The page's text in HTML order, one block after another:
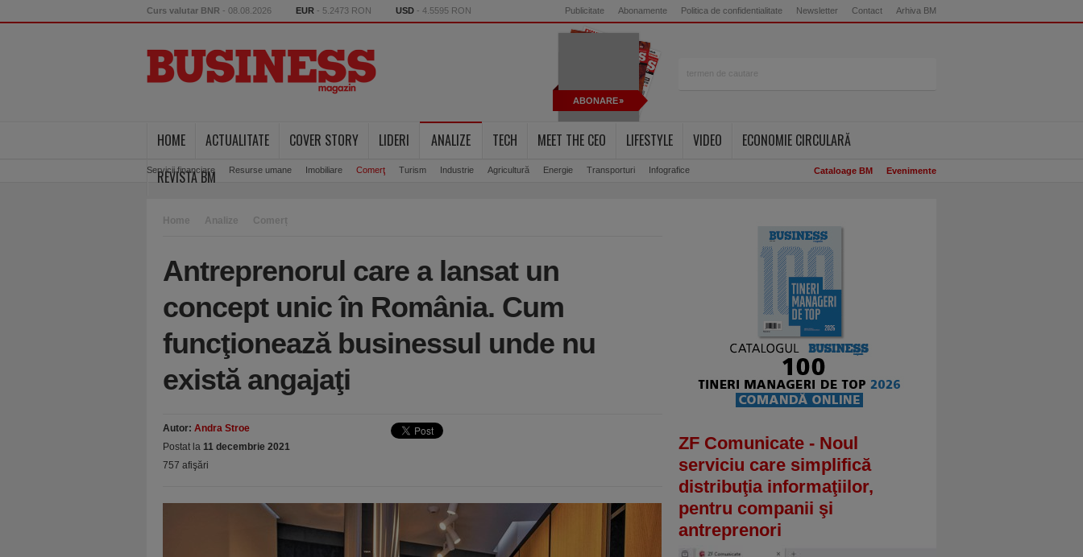
Curs valutar BNR - 08.08.2026 EUR - 5.2473 RON USD - 4.5595 RON Publicitate Abonamente Politica de confidentialitate Newsletter Contact Arhiva BM
ABONARE
HOME ACTUALITATE COVER STORY LIDERI ANALIZE
Servicii financiare Resurse umane Imobiliare Comerţ Turism Industrie Agricultură Energie Transporturi Infografice
TECH MEET THE CEO LIFESTYLE VIDEO
ECONOMIE CIRCULARĂ
REVISTA BM
Cataloage BM Evenimente
Home Analize Comerț
Antreprenorul care a lansat un
concept unic în România. Cum
funcţionează businessul unde nu
există angajaţi
Autor: Andra Stroe
Postat la 11 decembrie 2021
757 afişări
ZF Comunicate - Noul
serviciu care simplifică
distribuţia informaţiilor,
pentru companii şi
antreprenori